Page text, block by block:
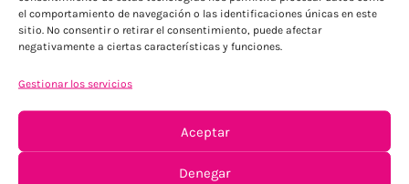
el comportamiento de navegación o las identificaciones únicas en este
sitio. No consentir o retirar el consentimiento, puede afectar
negativamente a ciertas características y funciones.
Gestionar los servicios
Aceptar
Denegar
Para Península, resto consultar